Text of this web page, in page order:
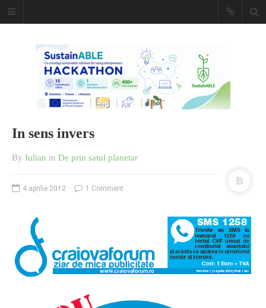
Caiet de
insemnari
DESCARCĂ!
In sens invers
By Iulian in De prin satul planetar
4 aprilie 2012 1 Comment